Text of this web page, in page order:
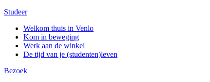
Studeer
Welkom thuis in Venlo
Kom in beweging
Werk aan de winkel
De tijd van je (studenten)leven
Bezoek